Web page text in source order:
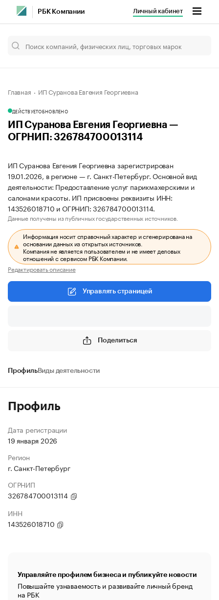
РБК Компании Личный кабинет
Главная ИП Суранова Евгения Георгиевна
ДЕЙСТВУЕТОБНОВЛЕНО
ИП Суранова Евгения Георгиевна —
ОГРНИП: 326784700013114
ИП Суранова Евгения Георгиевна зарегистрирован
19.01.2026, в регионе — г. Санкт-Петербург. Основной вид
деятельности: Предоставление услуг парикмахерскими и
салонами красоты. ИП присвоены реквизиты ИНН:
143526018710 и ОГРНИП: 326784700013114.
Данные получены из публичных государственных источников.
Информация носит справочный характер и сгенерирована на
основании данных из открытых источников.
Компания не является пользователем и не имеет деловых
отношений с сервисом РБК Компании.
Редактировать описание
Управлять страницей
Поделиться
ПрофильВиды деятельности
Профиль
Дата регистрации
19 января 2026
Регион
г. Санкт-Петербург
ОГРНИП
326784700013114
ИНН
143526018710
Управляйте профилем бизнеса и публикуйте новости
Повышайте узнаваемость и развивайте личный бренд
на РБК